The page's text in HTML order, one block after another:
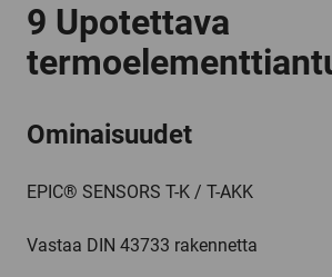
9 Upotettava
Ominaisuudet
EPIC® SENSORS T-K / T-AKK
Vastaa DIN 43733 rakennetta